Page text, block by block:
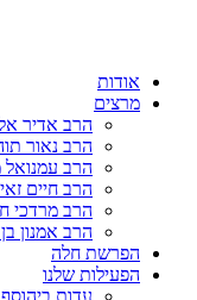
אודות
מרצים
הרב אדיר
הרב נאור
הרב עמנואל
הרב חיים
הרב מרדכי
הרב אמנון בן
הפרשת חלה
הפעילות שלנו
עדות ביהוסף